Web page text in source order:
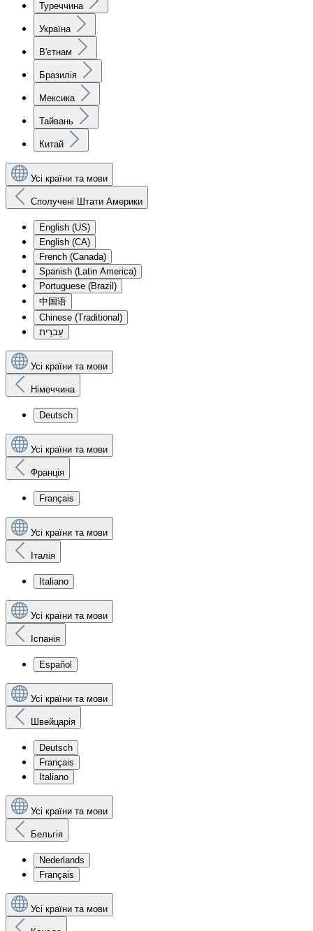
Туреччина
Україна
В'єтнам
Бразилія
Мексика
Тайвань
Китай
Усі країни та мови
Сполучені Штати Америки
English (US)
English (CA)
French (Canada)
Spanish (Latin America)
Portuguese (Brazil)
中国语
Chinese (Traditional)
עִברִית
Усі країни та мови
Німеччина
Deutsch
Усі країни та мови
Франція
Français
Усі країни та мови
Італія
Italiano
Усі країни та мови
Іспанія
Español
Усі країни та мови
Швейцарія
Deutsch
Français
Italiano
Усі країни та мови
Бельгія
Nederlands
Français
Усі країни та мови